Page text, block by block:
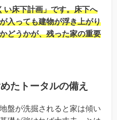
い床下計画」です。床下へ
入っても建物が浮き上がり
どうかが、残った家の重要
たトータルの備え
盤が洗掘されると家は傾い